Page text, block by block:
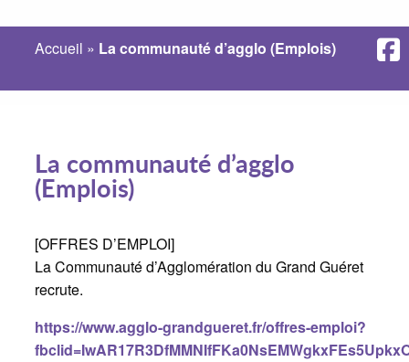
Accueil » La communauté d’agglo (Emplois)
La communauté d’agglo
(Emplois)
[OFFRES D’EMPLOI]
La Communauté d’Agglomération du Grand Guéret
recrute.
https://www.agglo-grandgueret.fr/offres-emploi?